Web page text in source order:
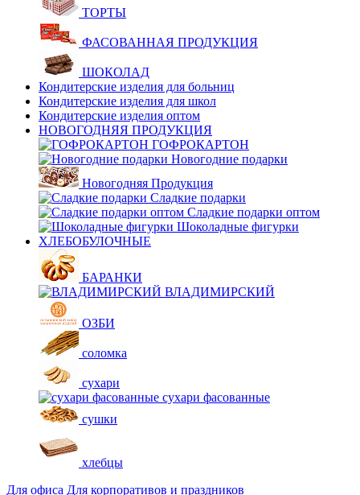
ТОРТЫ
ФАСОВАННАЯ ПРОДУКЦИЯ
ШОКОЛАД
Кондитерские изделия для больниц
Кондитерские изделия для школ
Кондитерские изделия оптом
НОВОГОДНЯЯ ПРОДУКЦИЯ
ГОФРОКАРТОН
Новогодние подарки
Новогодняя Продукция
Сладкие подарки
Сладкие подарки оптом
Шоколадные фигурки
ХЛЕБОБУЛОЧНЫЕ
БАРАНКИ
ВЛАДИМИРСКИЙ
ОЗБИ
соломка
сухари
сухари фасованные
сушки
хлебцы
Для офиса Для корпоративов и праздников